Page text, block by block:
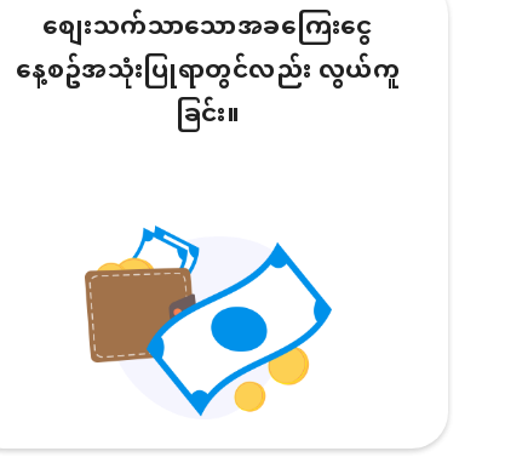
စျေးသက်သာသောအခကြေးငွေ
နေ့စဥ်အသုံးပြုရာတွင်လည်း လွယ်ကူ
ခြင်း။